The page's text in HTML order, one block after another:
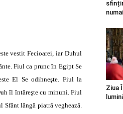
vestit Fecioarei, iar Duhul
Fiul ca prunc în Egipt Se
El Se odihneşte. Fiul la
îl întăreşte cu minuni. Fiul
Sfânt lângă piatră veghează.
Ziua